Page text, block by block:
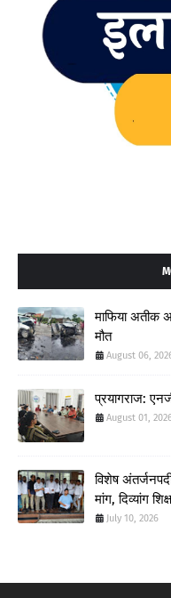
माफिया अतीक
मौत
August 06,
प्रयागराज:
August 01,
विशेष
मांग, दिव्यांग
July 10, 2026